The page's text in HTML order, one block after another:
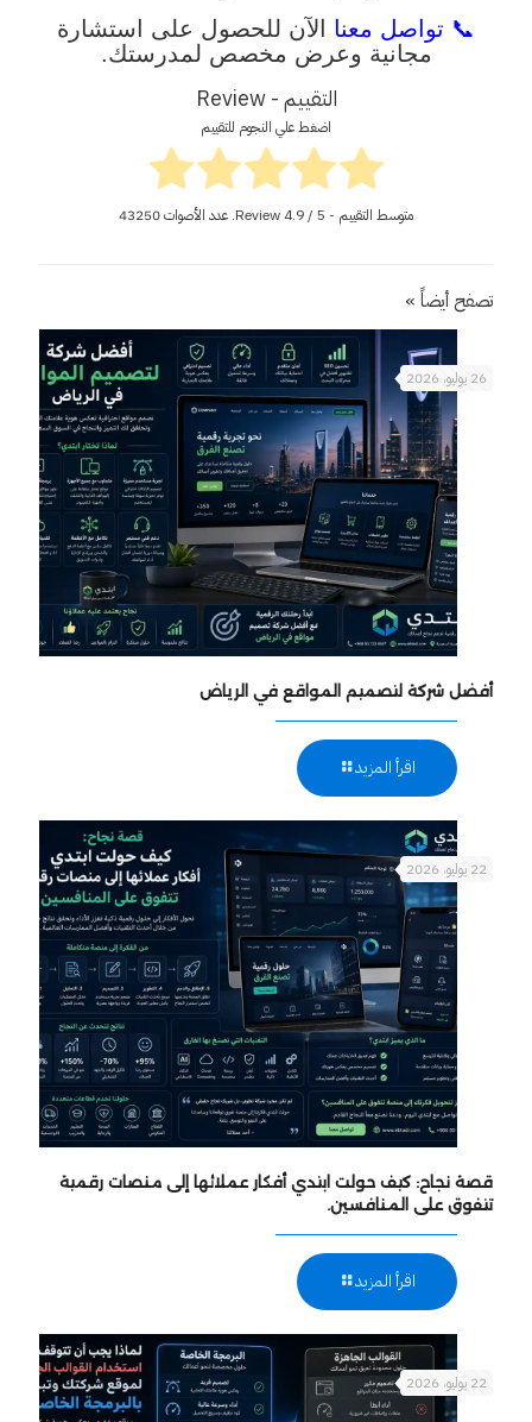
📞 تواصل معنا الآن للحصول على استشارة
مجانية وعرض مخصص لمدرستك.
التقييم - Review
اضغط علي النجوم للتقييم
متوسط التقييم - Review 4.9/ 5. عدد الأصوات 43250
تصفح أيضاً »
26 يوليو، 2026
أفضل شركة لتصميم المواقع في الرياض
اقرأ المزيد
22 يوليو، 2026
قصة نجاح: كيف حولت ابتدي أفكار عملائها إلى منصات رقمية
تتفوق على المنافسين.
اقرأ المزيد
22 يوليو، 2026